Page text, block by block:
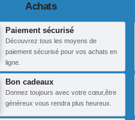
Achats
Paiement sécurisé
Découvrez tous les moyens de
paiement sécurisé pour vos achats en
ligne.
Bon cadeaux
Donnez toujours avec votre cœur,être
généreux vous rendra plus heureux.